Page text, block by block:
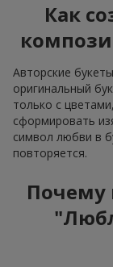
Как
Авторские
оригинальный
только с
сформировать
символ любви в
повторяется.
Почему